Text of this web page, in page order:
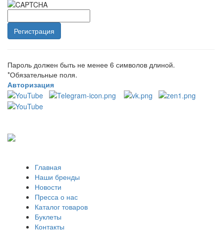
Пароль должен быть не менее 6 символов длиной.
*Обязательные поля.
Авторизация
Главная
Наши бренды
Новости
Пресса о нас
Каталог товаров
Буклеты
Контакты